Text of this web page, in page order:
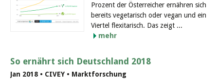
Prozent der Österreicher ernähren sich
bereits vegetarisch oder vegan und ein
Viertel flexitarisch. Das zeigt ...
mehr
So ernährt sich Deutschland 2018
Jan 2018 • CIVEY • Marktforschung